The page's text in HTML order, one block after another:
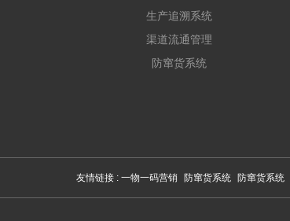
生产追溯系统
渠道流通管理
防窜货系统
友情链接 : 一物一码营销 防窜货系统 防窜货系统